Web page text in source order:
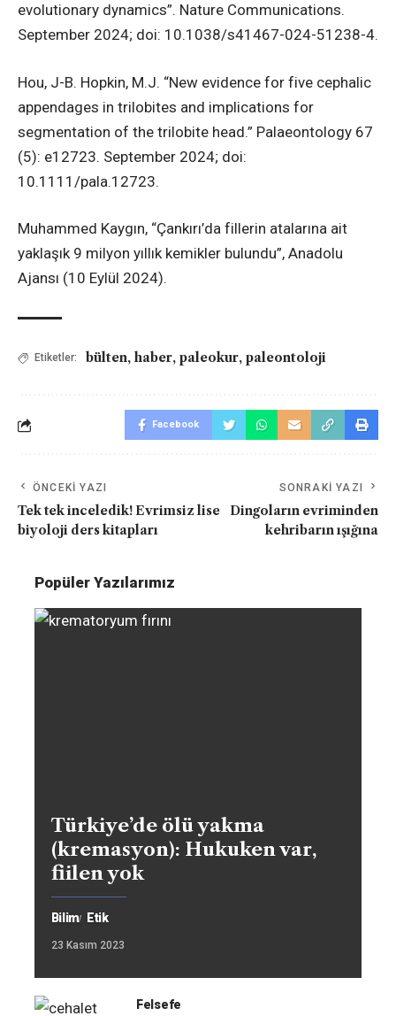
evolutionary dynamics”. Nature Communications.
September 2024; doi: 10.1038/s41467-024-51238-4.
Hou, J-B. Hopkin, M.J. “New evidence for five cephalic
appendages in trilobites and implications for
segmentation of the trilobite head.” Palaeontology 67
(5): e12723. September 2024; doi:
10.1111/pala.12723.
Muhammed Kaygın, “Çankırı’da fillerin atalarına ait
yaklaşık 9 milyon yıllık kemikler bulundu”, Anadolu
Ajansı (10 Eylül 2024).
Etiketler: bülten, haber, paleokur, paleontoloji
Facebook
ÖNCEKI YAZI
Tek tek inceledik! Evrimsiz lise
biyoloji ders kitapları
SONRAKI YAZI
Dingoların evriminden
kehribarın ışığına
Popüler Yazılarımız
Türkiye’de ölü yakma
(kremasyon): Hukuken var,
fiilen yok
Bilim Etik
23 Kasım 2023
Felsefe